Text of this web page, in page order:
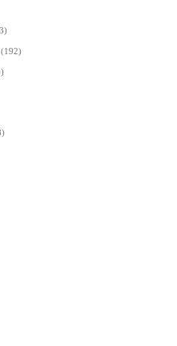
(192)